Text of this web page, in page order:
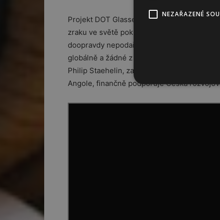
Projekt DOT Glasses není první, kdo se o
zraku ve světě pokusili už před námi. Patří
doopravdy nepodařilo. Dosavadní řešení
globálně a žádné z nich není dlouhodobě
Philip Staehelin, zakladatel projektu.
Angole, finančně podporuje Česká
NEZAŘAZENÉ